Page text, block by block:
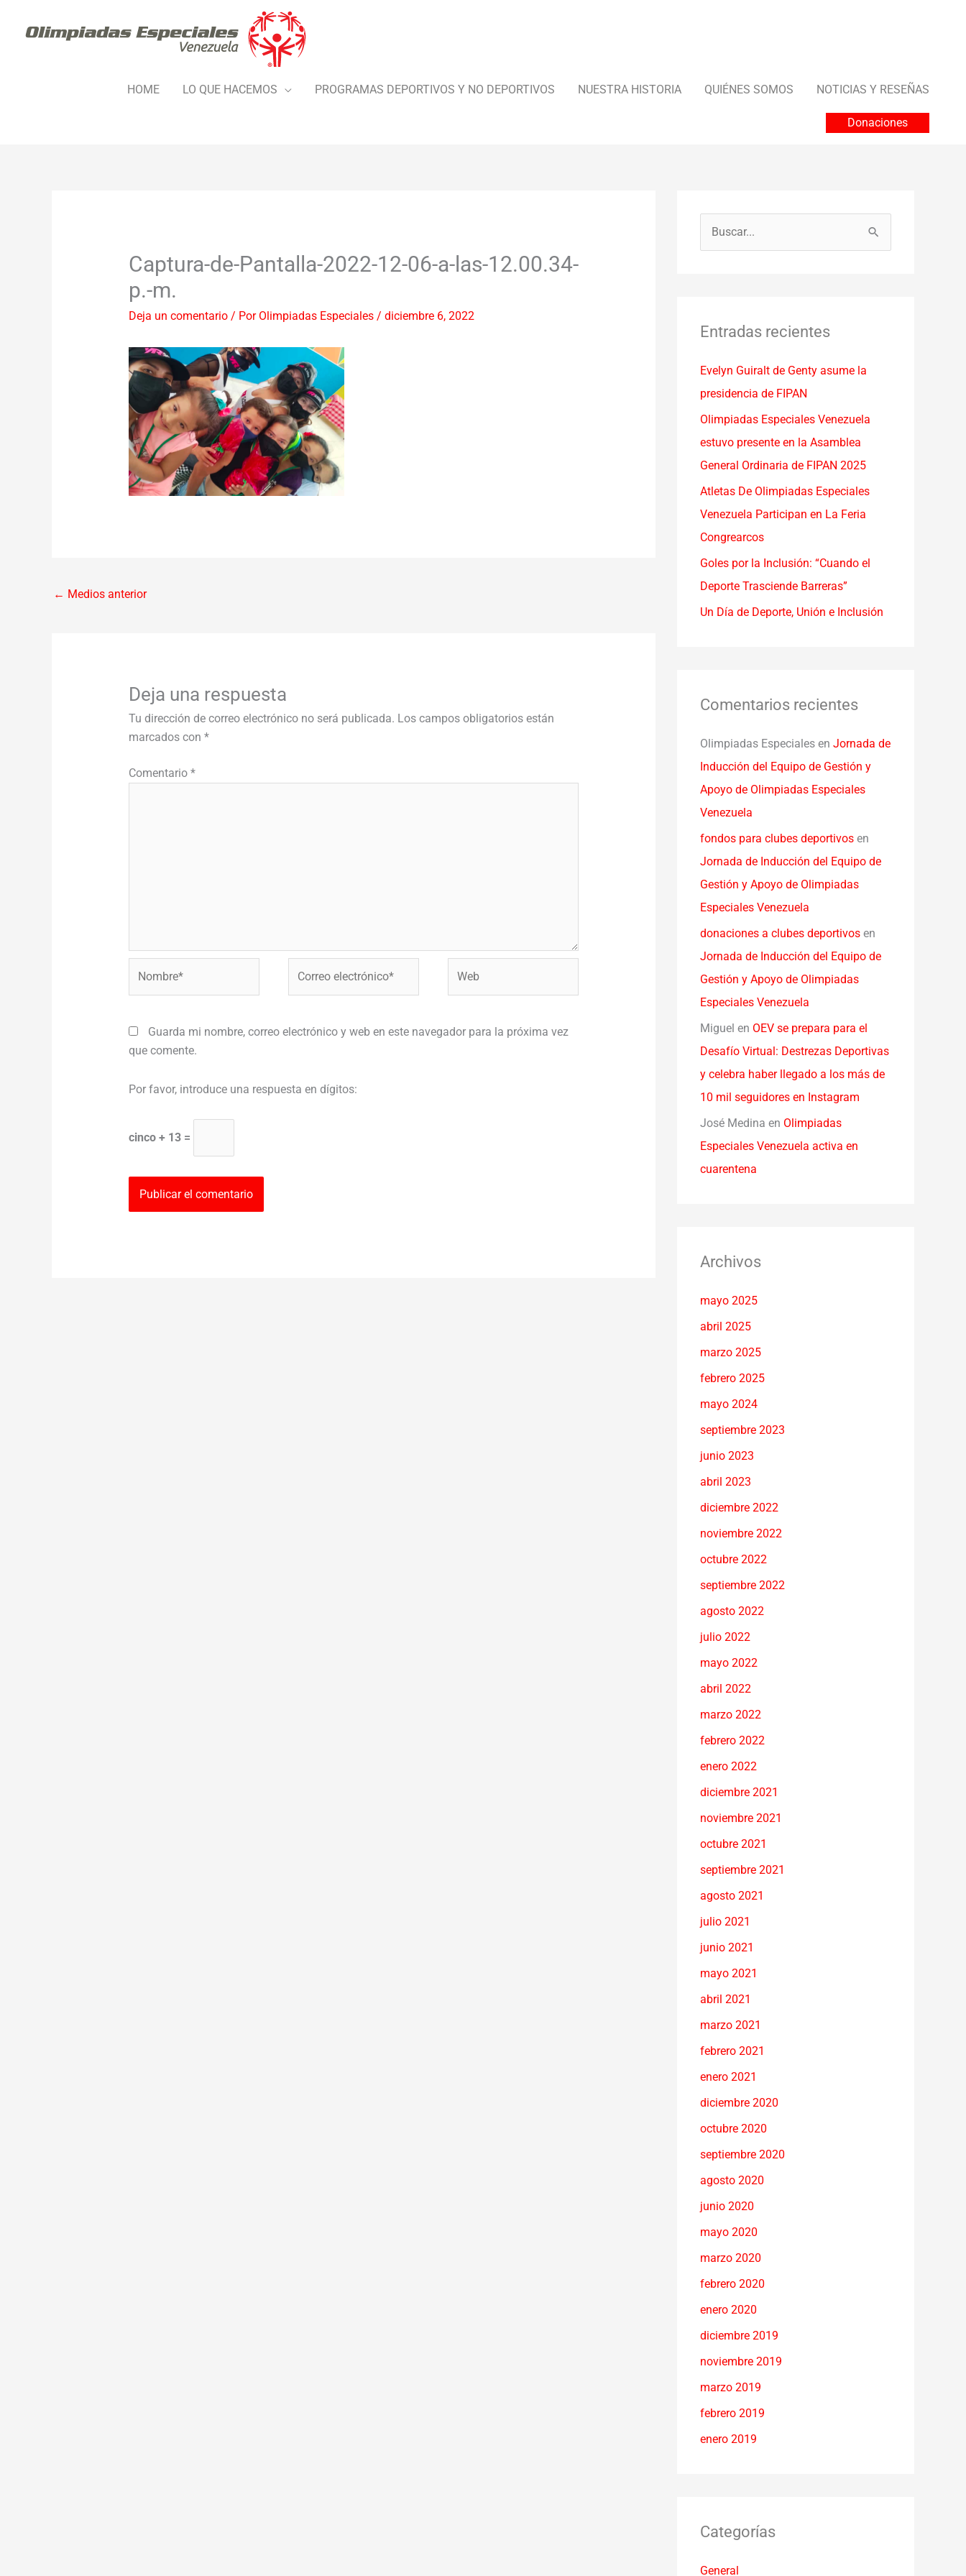
HOME LO QUE HACEMOS PROGRAMAS DEPORTIVOS Y NO DEPORTIVOS NUESTRA HISTORIA QUIÉNES SOMOS NOTICIAS Y RESEÑAS
Donaciones
Captura-de-Pantalla-2022-12-06-a-las-12.00.34-
p.-m.
Deja un comentario / Por Olimpiadas Especiales / diciembre 6, 2022
← Medios anterior
Deja una respuesta
Tu dirección de correo electrónico no será publicada. Los campos obligatorios están
marcados con *
Comentario *
Guarda mi nombre, correo electrónico y web en este navegador para la próxima vez
que comente.
Por favor, introduce una respuesta en dígitos:
cinco + 13 =
a
p
o
r
:
Entradas recientes
Evelyn Guiralt de Genty asume la
presidencia de FIPAN
Olimpiadas Especiales Venezuela
estuvo presente en la Asamblea
General Ordinaria de FIPAN 2025
Atletas De Olimpiadas Especiales
Venezuela Participan en La Feria
Congrearcos
Goles por la Inclusión: “Cuando el
Deporte Trasciende Barreras”
Un Día de Deporte, Unión e Inclusión
Comentarios recientes
Olimpiadas Especiales en Jornada de
Inducción del Equipo de Gestión y
Apoyo de Olimpiadas Especiales
Venezuela
fondos para clubes deportivos en
Jornada de Inducción del Equipo de
Gestión y Apoyo de Olimpiadas
Especiales Venezuela
donaciones a clubes deportivos en
Jornada de Inducción del Equipo de
Gestión y Apoyo de Olimpiadas
Especiales Venezuela
Miguel en OEV se prepara para el
Desafío Virtual: Destrezas Deportivas
y celebra haber llegado a los más de
10 mil seguidores en Instagram
José Medina en Olimpiadas
Especiales Venezuela activa en
cuarentena
Archivos
mayo 2025
abril 2025
marzo 2025
febrero 2025
mayo 2024
septiembre 2023
junio 2023
abril 2023
diciembre 2022
noviembre 2022
octubre 2022
septiembre 2022
agosto 2022
julio 2022
mayo 2022
abril 2022
marzo 2022
febrero 2022
enero 2022
diciembre 2021
noviembre 2021
octubre 2021
septiembre 2021
agosto 2021
julio 2021
junio 2021
mayo 2021
abril 2021
marzo 2021
febrero 2021
enero 2021
diciembre 2020
octubre 2020
septiembre 2020
agosto 2020
junio 2020
mayo 2020
marzo 2020
febrero 2020
enero 2020
diciembre 2019
noviembre 2019
marzo 2019
febrero 2019
enero 2019
Categorías
General